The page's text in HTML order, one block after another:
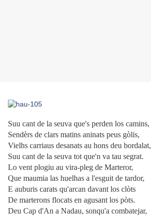
Suu cant de la seuva que's perden los camins,
Sendèrs de clars matins aninats peus gòlis,
Vielhs carriaus desanats au hons deu bordalat,
Suu cant de la seuva tot que'n va tau segrat.
Lo vent plogiu au vira-pleg de Marteror,
Que maumia las huelhas a l'esguit de tardor,
E auburis carats qu'arcan davant los clòts
De marterons flocats en agusant los pòts.
Deu Cap d'An a Nadau, sonqu'a combatejar,